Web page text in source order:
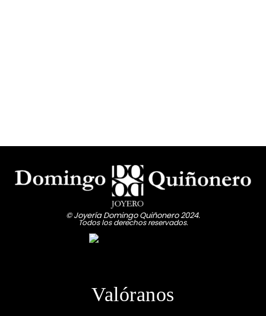
© Joyería Domingo Quiñonero 2024.
Todos los derechos reservados.
Valóranos